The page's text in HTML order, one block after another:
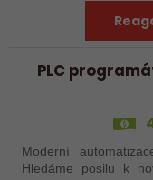
PLC
Moderní
Hledáme posilu k